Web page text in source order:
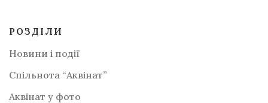
РОЗДІЛИ
Новини і події
Спільнота “Аквінат”
Аквінат у фото